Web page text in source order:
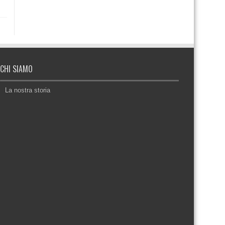
CHI SIAMO
La nostra storia